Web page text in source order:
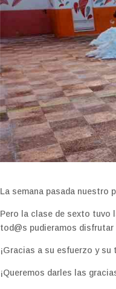
La semana pasada nuestro
Pero la clase de sexto tuvo
tod@s pudieramos
¡Gracias a su esfuerzo y
¡Queremos darles las